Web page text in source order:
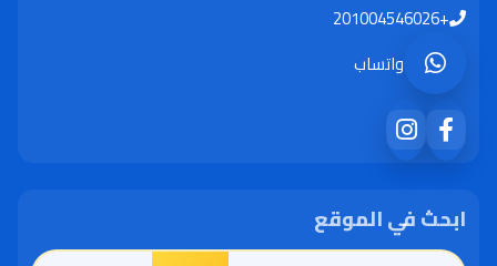
+201004546026
واتساب
ابحث في الموقع